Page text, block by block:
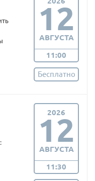
12
АВГУСТА
11:00
Бесплатно
2026
12
АВГУСТА
11:30